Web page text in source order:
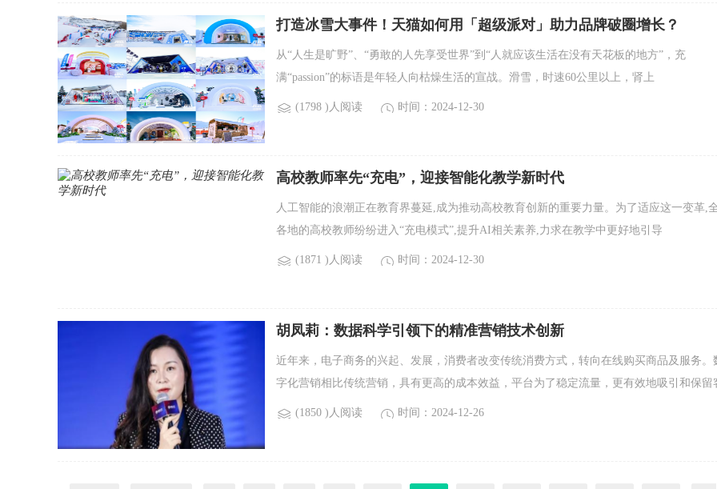
打造冰雪大事件！天猫如何用「超级派对」助力品牌破圈增长？
从“人生是旷野”、“勇敢的人先享受世界”到“人就应该生活在没有天花板的地方”，充
满“passion”的标语是年轻人向枯燥生活的宣战。滑雪，时速60公里以上，肾上
(1798 )人阅读 时间：2024-12-30
高校教师率先“充电”，迎接智能化教学新时代
人工智能的浪潮正在教育界蔓延,成为推动高校教育创新的重要力量。为了适应这一变革,
各地的高校教师纷纷进入“充电模式”,提升AI相关素养,力求在教学中更好地引导
(1871 )人阅读 时间：2024-12-30
胡凤莉：数据科学引领下的精准营销技术创新
近年来，电子商务的兴起、发展，消费者改变传统消费方式，转向在线购买商品及服务。
字化营销相比传统营销，具有更高的成本效益，平台为了稳定流量，更有效地吸引和保留
(1850 )人阅读 时间：2024-12-26